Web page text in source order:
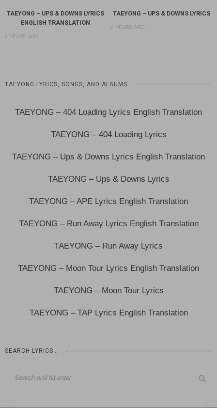
TAEYONG – UPS & DOWNS LYRICS
ENGLISH TRANSLATION
2 YEARS AGO
TAEYONG – UPS & DOWNS LYRICS
2 YEARS AGO
TAEYONG LYRICS, SONGS, AND ALBUMS
TAEYONG – 404 Loading Lyrics English Translation
TAEYONG – 404 Loading Lyrics
TAEYONG – Ups & Downs Lyrics English Translation
TAEYONG – Ups & Downs Lyrics
TAEYONG – APE Lyrics English Translation
TAEYONG – Run Away Lyrics English Translation
TAEYONG – Run Away Lyrics
TAEYONG – Moon Tour Lyrics English Translation
TAEYONG – Moon Tour Lyrics
TAEYONG – TAP Lyrics English Translation
SEARCH LYRICS…